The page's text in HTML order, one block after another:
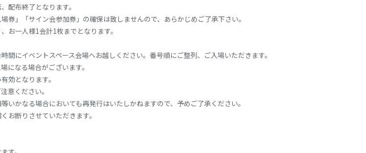
配布終了となります。
」「サイン会参加券」の確保は致しませんので、あらかじめご了承下さい。
お一人様1会計1枚までとなります。
にイベントスペース会場へお越しください。番号順にご整列、ご入場いただきます。
になる場合がございます。
効となります。
意ください。
かなる場合においても再発行はいたしかねますので、予めご了承ください。
お断りさせていただきます。